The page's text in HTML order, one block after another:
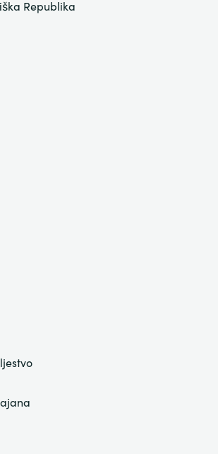
Republika